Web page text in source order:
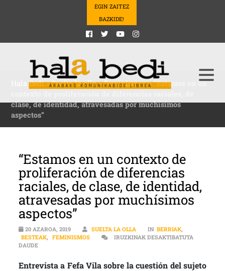
EGIN ZAITEZ
BAZKIDE!
Hala Bedi>Suelta la olla>Feminismos>“Estamos en un
clase, de identidad, atravesadas por muchísimos
aspectos”
“Estamos en un contexto de
proliferación de diferencias
raciales, de clase, de identidad,
atravesadas por muchísimos
aspectos”
20 AZAROA, 2019 SUELTA LA OLLA IN BERRIAK,
BESTEAK, FEMINISMOS
IRUZKINAK DESAKTIBATUTA
DAUDE“ESTAMOS EN UN CONTEXTO DE PROLIFERACIÓN DE
Entrevista a Fefa Vila sobre la cuestión del sujeto